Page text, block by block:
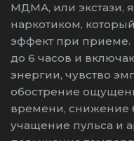
МДМА, или экстази,
наркотиком,
эффект при приеме.
до 6 часов и
энергии, чувство
обострение
времени, снижение
учащение пульса и